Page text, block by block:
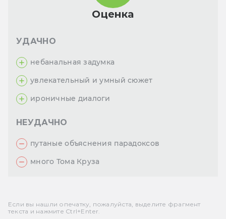
Оценка
УДАЧНО
небанальная задумка
увлекательный и умный сюжет
ироничные диалоги
НЕУДАЧНО
путаные объяснения парадоксов
много Тома Круза
Если вы нашли опечатку, пожалуйста, выделите фрагмент
текста и нажмите Ctrl+Enter.